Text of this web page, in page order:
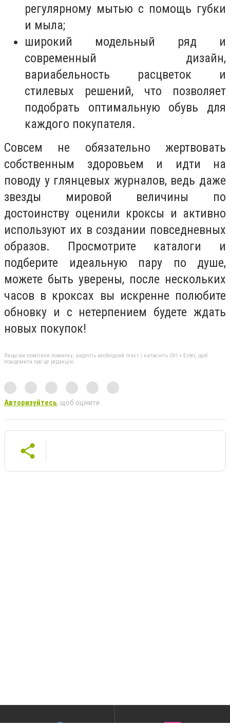
регулярному мытью с помощь губки
и мыла;
широкий модельный ряд и
современный дизайн,
вариабельность расцветок и
стилевых решений, что позволяет
подобрать оптимальную обувь для
каждого покупателя.
Совсем не обязательно жертвовать
собственным здоровьем и идти на
поводу у глянцевых журналов, ведь даже
звезды мировой величины по
достоинству оценили кроксы и активно
используют их в создании повседневных
образов. Просмотрите каталоги и
подберите идеальную пару по душе,
можете быть уверены, после нескольких
часов в кроксах вы искренне полюбите
обновку и с нетерпением будете ждать
новых покупок!
Якщо ви помітили помилку, виділіть необхідний текст і натисніть Ctrl + Enter, щоб
повідомити про це редакцію
Авторизуйтесь, щоб оцінити